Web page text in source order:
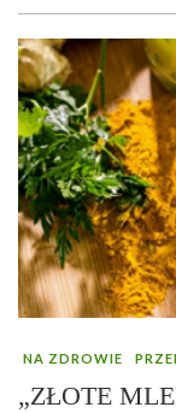
NA ZDROWIE
„ZŁOTE